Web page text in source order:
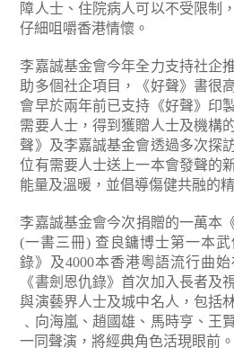
障人士、住院病人可以不受限制
仔細咀嚼香港情懷。
李嘉誠基金會今年全力支持社企
助多個社企項目，《好聲》書很
會早於兩年前已支持《好聲》印
需要人士，得到獲贈人士及機構
聲》及李嘉誠基金會透過多次探
位有需要人士送上一本會發聲的
能量及溫暖，並倡導傷健共融的精
李嘉誠基金會今次捐贈的一萬本
(一書三冊) 查良鏞博士第一本
錄》及4000本香港粵語流行曲
《書劍恩仇錄》首次加入長者及
與演藝界人士及城中名人，包括
﹑向海嵐、趙國雄、馬時亨、王
一同聲演，將經典角色活現眼前。